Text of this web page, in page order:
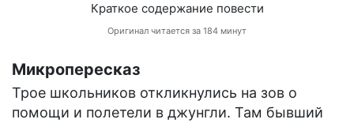
Краткое содержание повести
Оригинал читается за 184 минут
Микропересказ
Трое школьников откликнулись на зов о
помощи и полетели в джунгли. Там бывший